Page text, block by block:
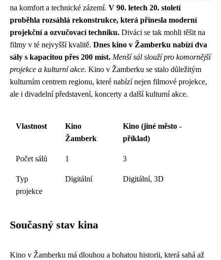
na komfort a technické zázemí. V 90. letech 20. století
proběhla rozsáhlá rekonstrukce, která přinesla moderní
projekční a ozvučovací techniku. Diváci se tak mohli těšit na
filmy v té nejvyšší kvalitě. Dnes kino v Žamberku nabízí dva
sály s kapacitou přes 200 míst. Menší sál slouží pro komornější
projekce a kulturní akce. Kino v Žamberku se stalo důležitým
kulturním centrem regionu, které nabízí nejen filmové projekce,
ale i divadelní představení, koncerty a další kulturní akce.
Vlastnost
Kino
Žamberk
Kino (jiné město -
příklad)
Počet sálů 1 3
Typ
projekce
Digitální Digitální, 3D
Současný stav kina
Kino v Žamberku má dlouhou a bohatou historii, která sahá až